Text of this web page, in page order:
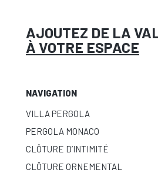
AJOUTEZ DE LA
À VOTRE ESPACE
NAVIGATION
VILLA PERGOLA
PERGOLA MONACO
CLÔTURE D’INTIMITÉ
CLÔTURE ORNEMENTAL